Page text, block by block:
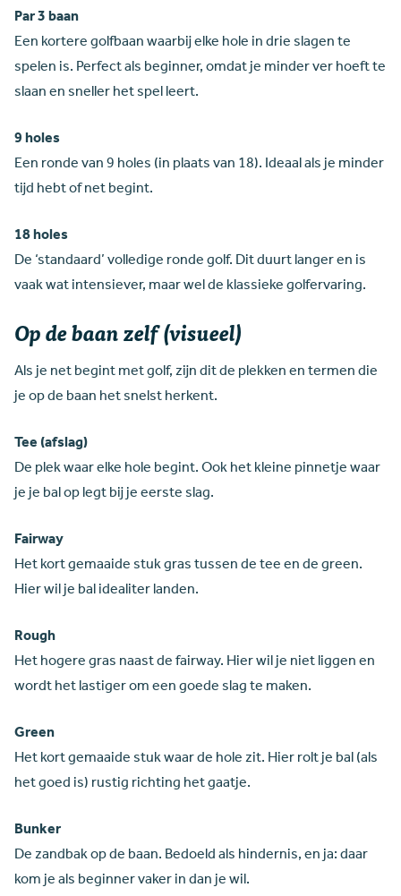
Par 3 baan
Een kortere golfbaan waarbij elke hole in drie slagen te
spelen is. Perfect als beginner, omdat je minder ver hoeft te
slaan en sneller het spel leert.
9 holes
Een ronde van 9 holes (in plaats van 18). Ideaal als je minder
tijd hebt of net begint.
18 holes
De ‘standaard’ volledige ronde golf. Dit duurt langer en is
vaak wat intensiever, maar wel de klassieke golfervaring.
Op de baan zelf (visueel)
Als je net begint met golf, zijn dit de plekken en termen die
je op de baan het snelst herkent.
Tee (afslag)
De plek waar elke hole begint. Ook het kleine pinnetje waar
je je bal op legt bij je eerste slag.
Fairway
Het kort gemaaide stuk gras tussen de tee en de green.
Hier wil je bal idealiter landen.
Rough
Het hogere gras naast de fairway. Hier wil je niet liggen en
wordt het lastiger om een goede slag te maken.
Green
Het kort gemaaide stuk waar de hole zit. Hier rolt je bal (als
het goed is) rustig richting het gaatje.
Bunker
De zandbak op de baan. Bedoeld als hindernis, en ja: daar
kom je als beginner vaker in dan je wil.